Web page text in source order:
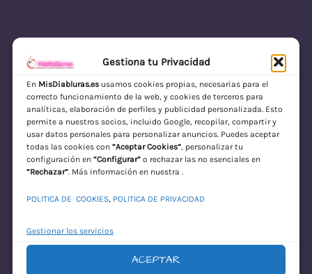
Gestiona tu Privacidad
En MisDiabluras.esusamos cookies propias, necesarias para el
correcto funcionamiento de la web, y cookies de terceros para
analíticas, elaboración de perfiles y publicidad personalizada. Esto
permite a nuestros socios, incluido Google, recopilar, compartir y
usar datos personales para personalizar anuncios. Puedes aceptar
todas las cookies con “Aceptar Cookies”, personalizar tu
configuración en “Configurar”o rechazar las no esenciales en
“Rechazar”. Más información en nuestra .
POLITICA DE COOKIES, POLITICA DE PRIVACIDAD
Gestionar los servicios
ACEPTAR
MisDiabluras | Sexshop Online con Envío
Discreto en España
Acceder